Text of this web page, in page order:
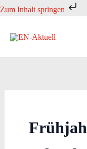
Zum Inhalt springen
Zum
springen